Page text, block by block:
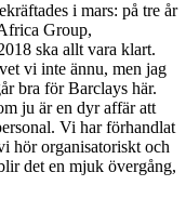
i mars: på tre år
Group,
ska allt vara klart.
vi inte ännu, men jag
bra för Barclays här.
ju är en dyr affär att
Vi har förhandlat
hör organisatoriskt och
det en mjuk övergång,